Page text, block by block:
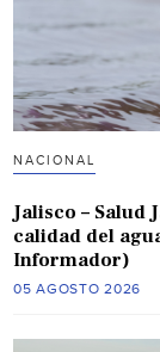
NACIONAL
Jalisco – Salud
calidad del
Informador)
05 AGOSTO 2026